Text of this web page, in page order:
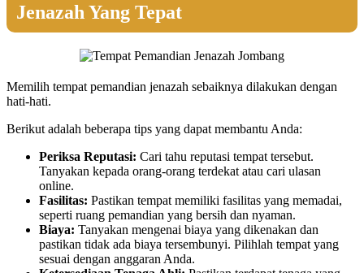
Jenazah Yang Tepat
Memilih tempat pemandian jenazah sebaiknya dilakukan dengan
hati-hati.
Berikut adalah beberapa tips yang dapat membantu Anda:
Periksa Reputasi: Cari tahu reputasi tempat tersebut.
Tanyakan kepada orang-orang terdekat atau cari ulasan
online.
Fasilitas: Pastikan tempat memiliki fasilitas yang memadai,
seperti ruang pemandian yang bersih dan nyaman.
Biaya: Tanyakan mengenai biaya yang dikenakan dan
pastikan tidak ada biaya tersembunyi. Pilihlah tempat yang
sesuai dengan anggaran Anda.